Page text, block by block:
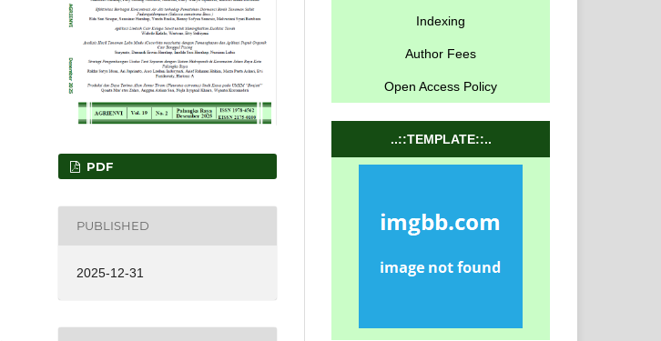
PDF
PUBLISHED
2025-12-31
Indexing
Author Fees
Open Access Policy
..::TEMPLATE::..